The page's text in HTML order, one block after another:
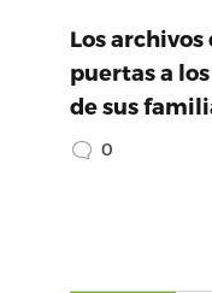
Los
puertas a
de sus
0